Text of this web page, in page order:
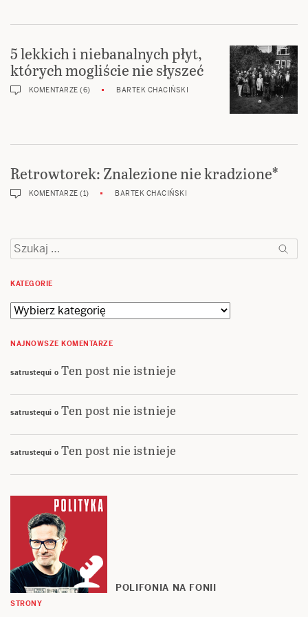
5 lekkich i niebanalnych płyt,
których mogliście nie słyszeć
KOMENTARZE (6) BARTEK CHACIŃSKI
Retrowtorek: Znalezione nie kradzione*
KOMENTARZE (1) BARTEK CHACIŃSKI
Szukaj:
KATEGORIE
Kategorie
NAJNOWSZE KOMENTARZE
satrustequi o Ten post nie istnieje
satrustequi o Ten post nie istnieje
satrustequi o Ten post nie istnieje
POLIFONIA NA FONII
STRONY